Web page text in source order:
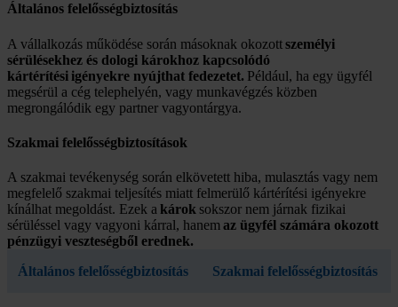
Általános felelősség­biztosítás
A vállalkozás működése során másoknak okozottszemélyi
sérülésekhez és dologi károkhoz kapcsolódó
kártérítési igényekre nyújthat fedezetet. Például, ha egy ügyfél
megsérül a cég telephelyén, vagy munkavégzés közben
megrongálódik egy partner vagyontárgya.
Szakmai felelősség­biztosítások
A szakmai tevékenység során elkövetett hiba, mulasztás vagy nem
megfelelő szakmai teljesítés miatt felmerülő kártérítési igényekre
kínálhat megoldást. Ezek a károk sokszor nem járnak fizikai
sérüléssel vagy vagyoni kárral, hanem az ügyfél számára okozott
pénzügyi veszteségből erednek.
Általános felelősségbiztosítás
Szakmai felelősségbiztosítás